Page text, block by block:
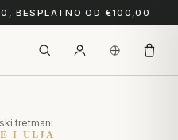
BESPLATNO OD €100,00
tretmani
I ULJA